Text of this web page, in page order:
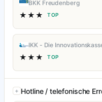
BKK Freudenberg
★★★ TOP
IKK - Die
★★★ TOP
Hotline / telefonische